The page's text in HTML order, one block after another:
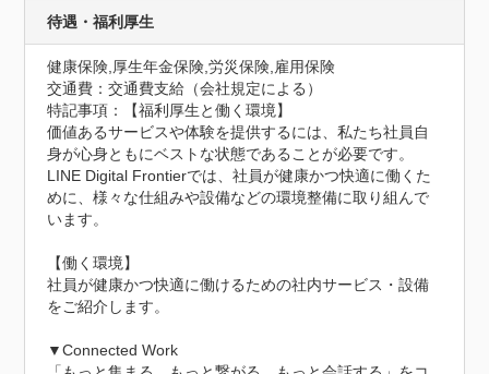
待遇・福利厚生
健康保険,厚生年金保険,労災保険,雇用保険
交通費：交通費支給（会社規定による）
特記事項：【福利厚生と働く環境】
価値あるサービスや体験を提供するには、私たち社員自
身が心身ともにベストな状態であることが必要です。
LINE Digital Frontierでは、社員が健康かつ快適に働くた
めに、様々な仕組みや設備などの環境整備に取り組んで
います。
【働く環境】
社員が健康かつ快適に働けるための社内サービス・設備
をご紹介します。
▼Connected Work